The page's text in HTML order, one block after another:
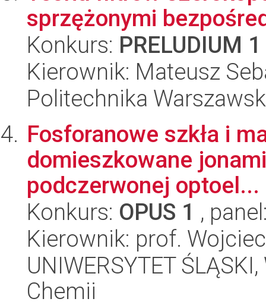
sprzężonymi
Konkurs: PRELUDIUM 1
Kierownik: Mateusz
Politechnika
Fosforanowe szkła i
domieszkowane
podczerwonej optoel...
Konkurs: OPUS 1 ,
Kierownik: prof.
UNIWERSYTET
Chemii